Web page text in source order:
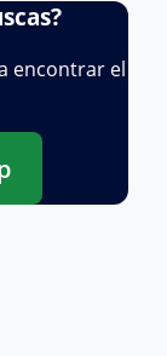
encontrar el